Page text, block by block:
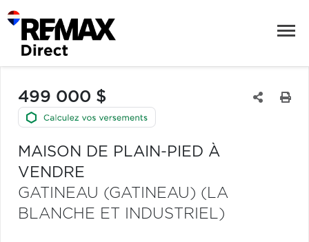
499 000 $
MAISON DE PLAIN-PIED À
VENDRE
GATINEAU (GATINEAU) (LA
BLANCHE ET INDUSTRIEL)